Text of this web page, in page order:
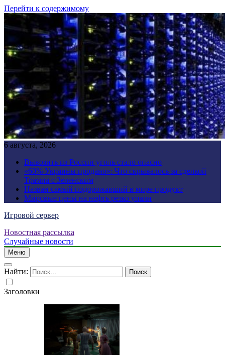
Перейти к содержимому
6 августа, 2026
Вывозить из России уголь стало опасно
«60% Украины продано»: Что скрывалось за сделкой
Трампа с Зеленским
Назван самый подорожавший в мире продукт
Мировые цены на нефть резко упали
Игровой сервер
Новостная рассылка
Случайные новости
Меню
Найти:
Заголовки